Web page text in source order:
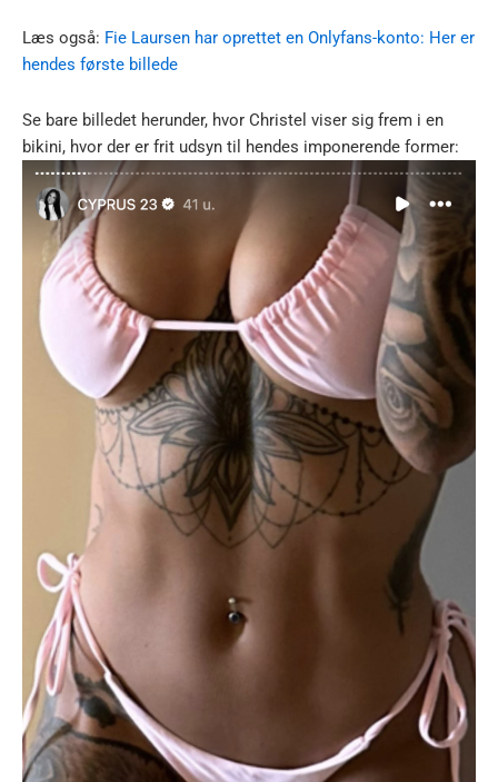
Læs også: Fie Laursen har oprettet en Onlyfans-konto: Her er
hendes første billede
Se bare billedet herunder, hvor Christel viser sig frem i en
bikini, hvor der er frit udsyn til hendes imponerende former: